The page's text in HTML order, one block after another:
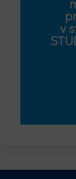
v